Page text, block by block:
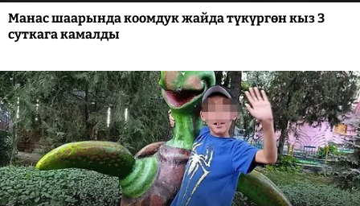
Манас шаарында коомдук жайда түкүргөн кыз 3
суткага камалды